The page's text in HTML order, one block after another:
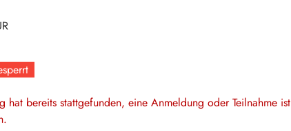
hat bereits stattgefunden, eine Anmeldung oder Teilnahme ist